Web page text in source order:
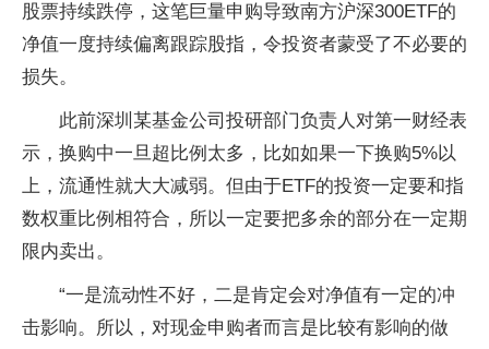
股票持续跌停，这笔巨量申购导致南方沪深300ETF的
净值一度持续偏离跟踪股指，令投资者蒙受了不必要的
损失。
此前深圳某基金公司投研部门负责人对第一财经表
示，换购中一旦超比例太多，比如如果一下换购5%以
上，流通性就大大减弱。但由于ETF的投资一定要和指
数权重比例相符合，所以一定要把多余的部分在一定期
限内卖出。
“一是流动性不好，二是肯定会对净值有一定的冲
击影响。所以，对现金申购者而言是比较有影响的做